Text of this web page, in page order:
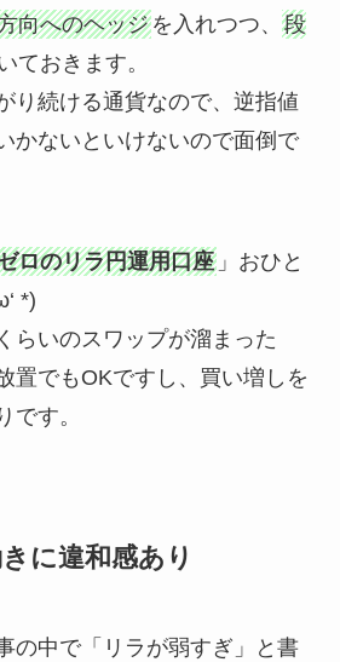
向へのヘッジを入れつつ、 段
ておきます。
り続ける通貨なので、逆指値
かないといけないので面倒で
ロのリラ円運用口座」おひと
*)
らいのスワップが溜まった
置でもOKですし、買い増しを
です。
に違和感あり
の中で「リラが弱すぎ」と書